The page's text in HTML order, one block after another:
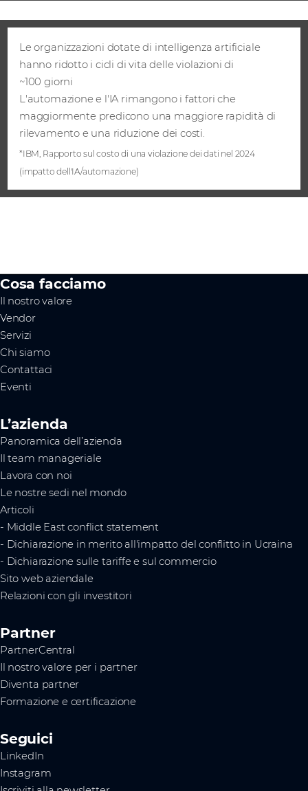
Le organizzazioni dotate di intelligenza artificiale
hanno ridotto i cicli di vita delle violazioni di
~100 giorni
L'automazione e l'IA rimangono i fattori che
maggiormente predicono una maggiore rapidità di
rilevamento e una riduzione dei costi.
*IBM, Rapporto sul costo di una violazione dei dati nel 2024
(impatto dell'IA/automazione)
Cosa facciamo
Il nostro valore
Vendor
Servizi
Chi siamo
Contattaci
Eventi
L’azienda
Panoramica dell’azienda
Il team manageriale
Lavora con noi
Le nostre sedi nel mondo
Articoli
- Middle East conflict statement
- Dichiarazione in merito all'impatto del conflitto in Ucraina
- Dichiarazione sulle tariffe e sul commercio
Sito web aziendale
Relazioni con gli investitori
Partner
PartnerCentral
Il nostro valore per i partner
Diventa partner
Formazione e certificazione
Seguici
LinkedIn
Instagram